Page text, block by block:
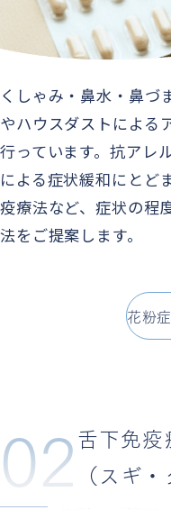
くしゃみ・鼻水・鼻づ
やハウスダストによる
行っています。抗アレ
による症状緩和にとど
疫療法など、症状の程
法をご提案します。
花粉
02舌下免疫
（スギ・